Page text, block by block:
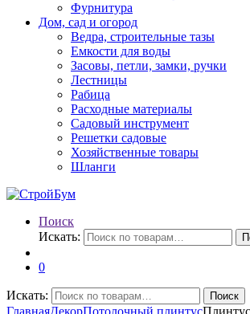
Фурнитура
Дом, сад и огород
Ведра, строительные тазы
Емкости для воды
Засовы, петли, замки, ручки
Лестницы
Рабица
Расходные материалы
Садовый инструмент
Решетки садовые
Хозяйственные товары
Шланги
Поиск
Искать:
0
Искать: Поиск
ГлавнаяДекорПотолочный плинтус